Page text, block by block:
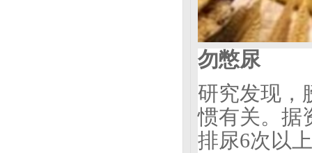
勿憋尿
研究发现，
惯有关。据
排尿6次以